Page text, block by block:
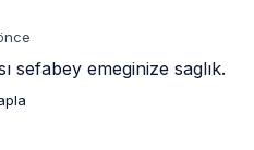
sefabey emeginize saglık.